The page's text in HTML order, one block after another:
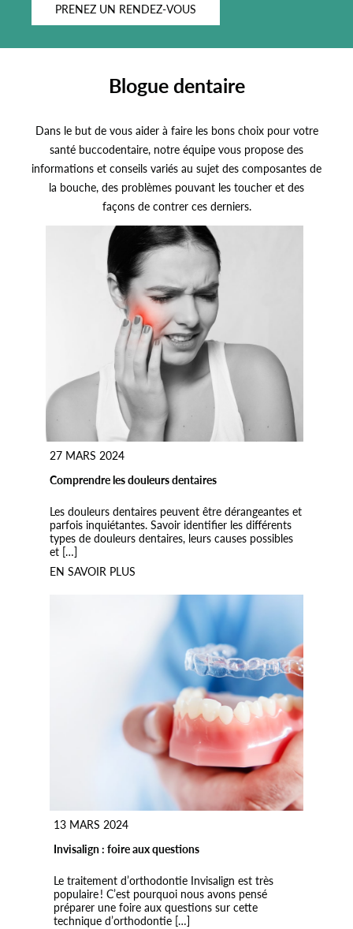
PRENEZ UN RENDEZ-VOUS
Blogue dentaire
Dans le but de vous aider à faire les bons choix pour votre
santé buccodentaire, notre équipe vous propose des
informations et conseils variés au sujet des composantes de
la bouche, des problèmes pouvant les toucher et des
façons de contrer ces derniers.
27 MARS 2024
Comprendre les douleurs dentaires
Les douleurs dentaires peuvent être dérangeantes et
parfois inquiétantes. Savoir identifier les différents
types de douleurs dentaires, leurs causes possibles
et […]
EN SAVOIR PLUS
13 MARS 2024
Invisalign : foire aux questions
Le traitement d’orthodontie Invisalign est très
populaire ! C’est pourquoi nous avons pensé
préparer une foire aux questions sur cette
technique d’orthodontie […]